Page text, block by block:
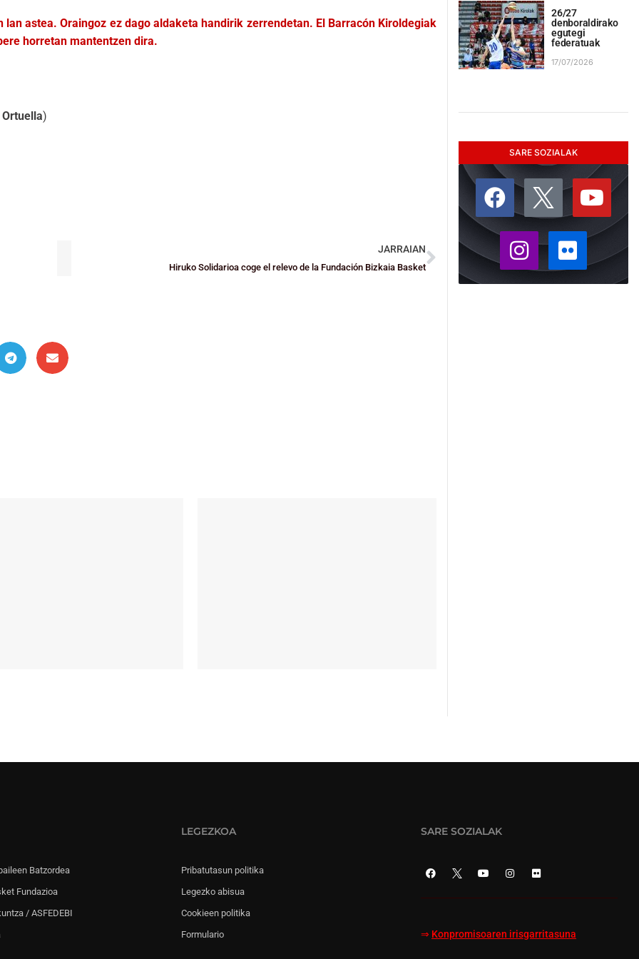
astea. Oraingoz ez dago aldaketa handirik zerrendetan. El Barracón Kiroldegiak
horretan mantentzen dira.
)
JARRAIAN
Hiruko Solidarioa coge el relevo de la Fundación Bizkaia Basket
26/27
denboraldirako
egutegi
federatuak
17/07/2026
SARE SOZIALAK
Batzordea
Fundazioa
/ ASFEDEBI
LEGEZKOA
Pribatutasun politika
Legezko abisua
Cookieen politika
Formulario
SARE SOZIALAK
⇒ Konpromisoaren irisgarritasuna